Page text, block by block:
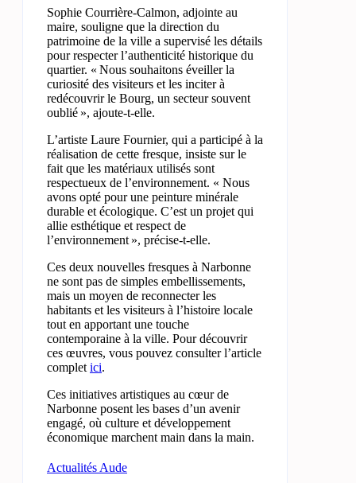
Sophie Courrière-Calmon, adjointe au
maire, souligne que la direction du
patrimoine de la ville a supervisé les détails
pour respecter l’authenticité historique du
quartier. « Nous souhaitons éveiller la
curiosité des visiteurs et les inciter à
redécouvrir le Bourg, un secteur souvent
oublié », ajoute-t-elle.
L’artiste Laure Fournier, qui a participé à la
réalisation de cette fresque, insiste sur le
fait que les matériaux utilisés sont
respectueux de l’environnement. « Nous
avons opté pour une peinture minérale
durable et écologique. C’est un projet qui
allie esthétique et respect de
l’environnement », précise-t-elle.
Ces deux nouvelles fresques à Narbonne
ne sont pas de simples embellissements,
mais un moyen de reconnecter les
habitants et les visiteurs à l’histoire locale
tout en apportant une touche
contemporaine à la ville. Pour découvrir
ces œuvres, vous pouvez consulter l’article
complet ici.
Ces initiatives artistiques au cœur de
Narbonne posent les bases d’un avenir
engagé, où culture et développement
économique marchent main dans la main.
Actualités Aude